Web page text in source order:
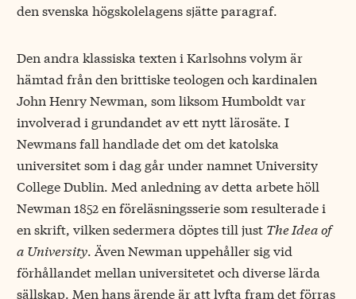
den svenska högskolelagens sjätte paragraf.
Den andra klassiska texten i Karlsohns volym är
hämtad från den brittiske teologen och kardinalen
John Henry Newman, som liksom Humboldt var
involverad i grundandet av ett nytt lärosäte. I
Newmans fall handlade det om det katolska
universitet som i dag går under namnet University
College Dublin. Med anledning av detta arbete höll
Newman 1852 en föreläsningsserie som resulterade i
en skrift, vilken sedermera döptes till just The Idea of
a University. Även Newman uppehåller sig vid
förhållandet mellan universitetet och diverse lärda
sällskap. Men hans ärende är att lyfta fram det förras